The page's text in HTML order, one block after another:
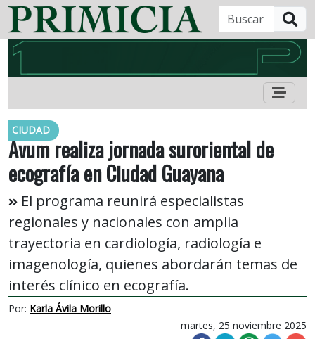
CIUDAD
Avum realiza jornada suroriental de
ecografía en Ciudad Guayana
El programa reunirá especialistas
regionales y nacionales con amplia
trayectoria en cardiología, radiología e
imagenología, quienes abordarán temas de
interés clínico en ecografía.
Por: Karla Ávila Morillo
martes, 25 noviembre 2025